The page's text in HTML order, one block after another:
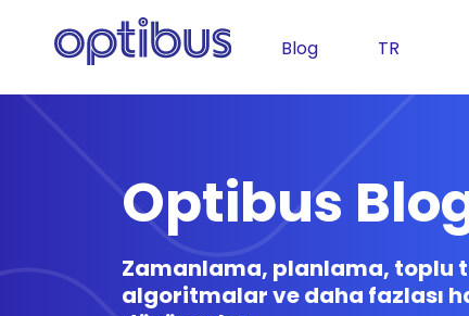
Blog TR
Optibus
Zamanlama, planlama, toplu
algoritmalar ve daha fazlası